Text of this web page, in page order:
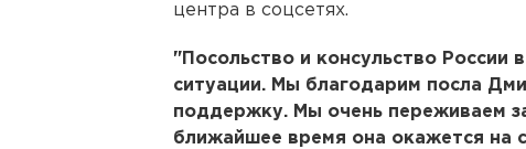
центра в соцсетях.
"Посольство и консульство России
ситуации. Мы благодарим посла
поддержку. Мы очень переживаем
ближайшее время она окажется на